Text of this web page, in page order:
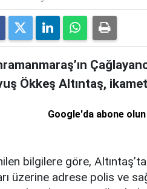
Ökkeş Altıntaş,
Google'da abone olun
bilgilere göre,
üzerine adrese polis ve